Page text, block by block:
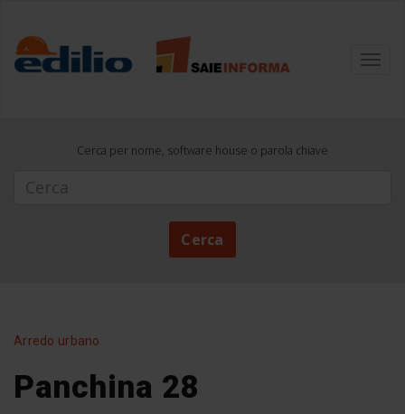
Cerca per nome, software house o parola chiave
Cerca
Arredo urbano
Panchina 28